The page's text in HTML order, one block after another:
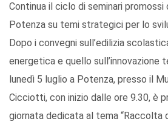
Continua il ciclo di seminari promossi
Potenza su temi strategici per lo
Dopo i convegni sull’edilizia
energetica e quello sull’innovazione
lunedì 5 luglio a Potenza, presso il
Cicciotti, con inizio dalle ore 9.30, è
giornata dedicata al tema “Raccolta